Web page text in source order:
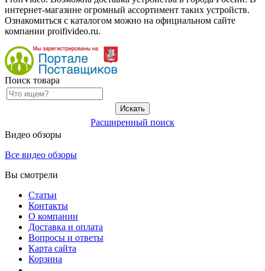
интернет-магазине огромный ассортимент таких устройств.
Ознакомиться с каталогом можно на официальном сайте
компании proifivideo.ru.
Поиск товара
Расширенный поиск
Видео обзоры
Все видео обзоры
Вы смотрели
Статьи
Контакты
О компании
Доставка и оплата
Вопросы и ответы
Карта сайта
Корзина